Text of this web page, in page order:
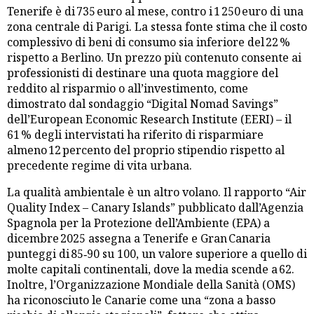
Tenerife è di 735 euro al mese, contro i 1 250 euro di una
zona centrale di Parigi. La stessa fonte stima che il costo
complessivo di beni di consumo sia inferiore del 22 %
rispetto a Berlino. Un prezzo più contenuto consente ai
professionisti di destinare una quota maggiore del
reddito al risparmio o all’investimento, come
dimostrato dal sondaggio “Digital Nomad Savings”
dell’European Economic Research Institute (EERI) – il
61 % degli intervistati ha riferito di risparmiare
almeno 12 percento del proprio stipendio rispetto al
precedente regime di vita urbana.
La qualità ambientale è un altro volano. Il rapporto “Air
Quality Index – Canary Islands” pubblicato dall’Agenzia
Spagnola per la Protezione dell’Ambiente (EPA) a
dicembre 2025 assegna a Tenerife e Gran Canaria
punteggi di 85‑90 su 100, un valore superiore a quello di
molte capitali continentali, dove la media scende a 62.
Inoltre, l’Organizzazione Mondiale della Sanità (OMS)
ha riconosciuto le Canarie come una “zona a basso